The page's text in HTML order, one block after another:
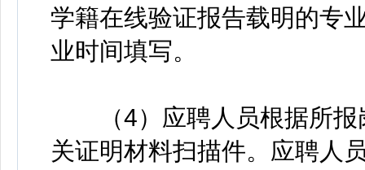
学籍在线验证报告载明的专
业时间填写。
（4）应聘人员根据所报
关证明材料扫描件。应聘人